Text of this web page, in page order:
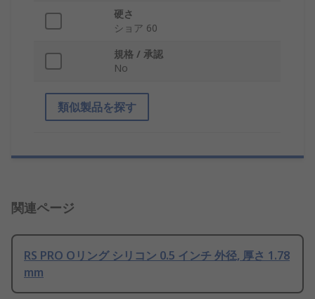
硬さ
ショア 60
規格 / 承認
No
類似製品を探す
関連ページ
RS PRO Oリング シリコン 0.5 インチ 外径, 厚さ 1.78
mm